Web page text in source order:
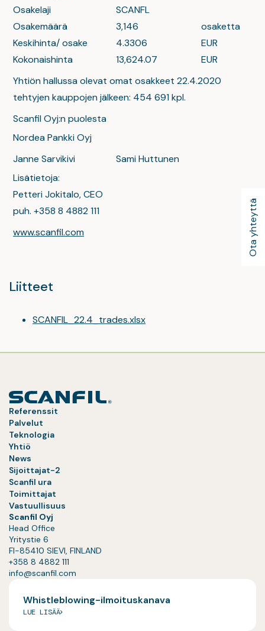
Ota yhteyttä
Osakelaji
SCANFL
Osakemäärä
3,146
osaketta
Keskihinta/ osake
4.3306
EUR
Kokonaishinta
13,624.07
EUR
Yhtiön hallussa olevat omat osakkeet 22.4.2020
tehtyjen kauppojen jälkeen: 454 691 kpl.
Scanfil Oyj:n puolesta
Nordea Pankki Oyj
Janne Sarvikivi
Sami Huttunen
Lisätietoja:
Petteri Jokitalo, CEO
puh. +358 8 4882 111
www.scanfil.com
Liitteet
SCANFIL_22.4_trades.xlsx
Referenssit
Palvelut
Teknologia
Yhtiö
News
Sijoittajat-2
Scanfil ura
Toimittajat
Vastuullisuus
Scanfil Oyj
Head Office
Yritystie 6
FI-85410 SIEVI, FINLAND
+358 8 4882 111
info@scanfil.com
Whistleblowing-ilmoituskanava
LUE LISÄÄ